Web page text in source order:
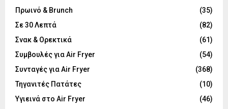
Πρωινό & Brunch
(35)
Σε 30 Λεπτά
(82)
Σνακ & Ορεκτικά
(61)
Συμβουλές για Air Fryer
(54)
Συνταγές για Air Fryer
(368)
Τηγανιτές Πατάτες
(10)
Υγιεινά στο Air Fryer
(46)